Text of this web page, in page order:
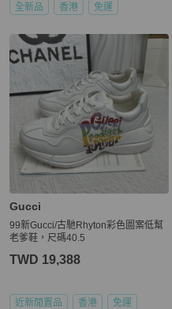
全新品 香港 免運
Gucci
99新Gucci/古馳Rhyton彩色圖案低幫
老爹鞋，尺碼40.5
TWD 19,388
近新閒置品 香港 免運